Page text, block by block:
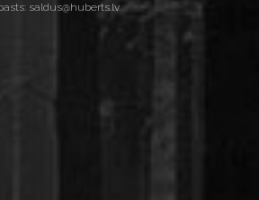
saldus@huberts.lv